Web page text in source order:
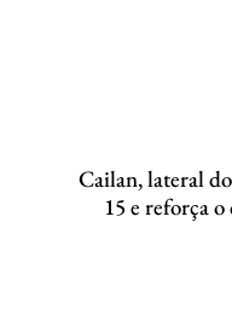
Cailan, lateral
15 e reforça